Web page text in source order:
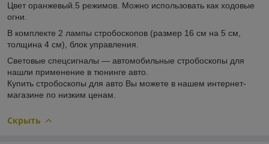
Цвет оранжевый.5 режимов. Можно использовать как ходовые
огни.
В комплекте 2 лампы стробоскопов (размер 16 см на 5 см,
толщина 4 см), блок управления.
Световые спецсигналы — автомобильные стробоскопы для
нашли применение в тюнинге авто.
Купить стробоскопы для авто Вы можете в нашем интернет-
магазине по низким ценам.
Скрыть